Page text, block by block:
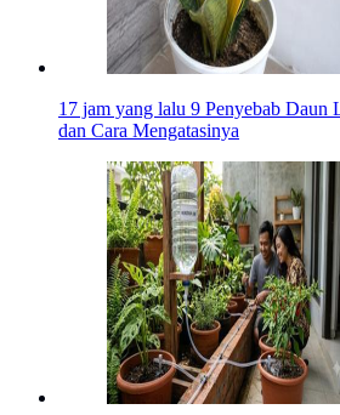
17 jam yang lalu 9 Penyebab Daun
dan Cara Mengatasinya